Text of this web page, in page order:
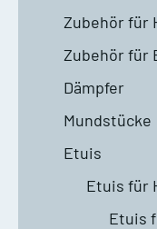
Zubehör für
Zubehör für
Dämpfer
Mundstücke
Etuis
Etuis für
Etuis